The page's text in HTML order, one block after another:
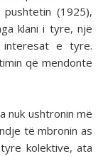
(1925),
klani i tyre, një
e tyre.
që mendonte
nuk ushtronin më
të mbronin as
kolektive, ata